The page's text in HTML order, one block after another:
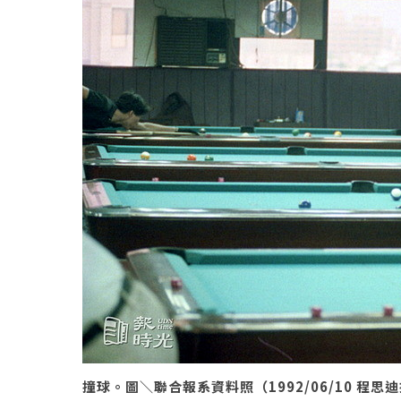
撞球。圖＼聯合報系資料照（1992/06/10 程思